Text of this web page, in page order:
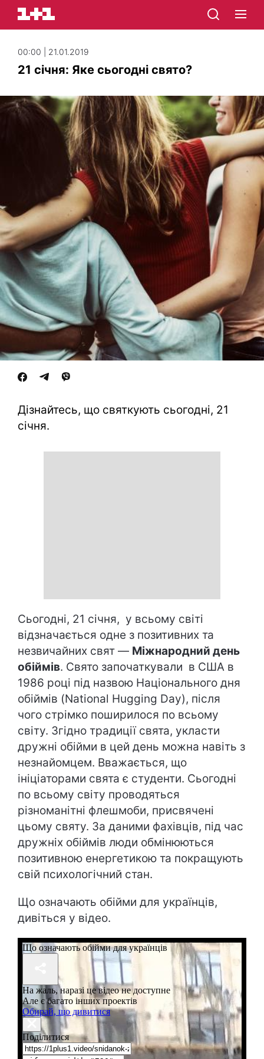
00:00 | 21.01.2019
21 січня: Яке сьогодні свято?
Дізнайтесь, що святкують сьогодні, 21
січня.
Сьогодні, 21 січня, у всьому світі
відзначається одне з позитивних та
незвичайних свят — Міжнародний день
обіймів. Свято започаткували в США в
1986 році під назвою Національного дня
обіймів (National Hugging Day), після
чого стрімко поширилося по всьому
світу. Згідно традиції свята, укласти
дружні обійми в цей день можна навіть з
незнайомцем. Вважається, що
ініціаторами свята є студенти. Сьогодні
по всьому світу проводяться
різноманітні флешмоби, присвячені
цьому святу. За даними фахівців, під час
дружніх обіймів люди обмінюються
позитивною енергетикою та покращують
свій психологічний стан.
Що означають обійми для українців,
дивіться у відео.